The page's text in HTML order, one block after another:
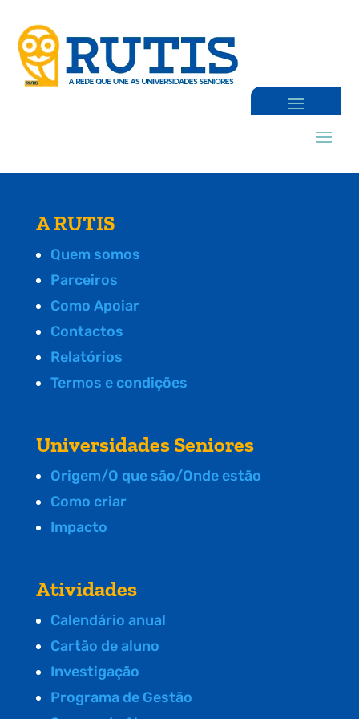
A RUTIS
Quem somos
Parceiros
Como Apoiar
Contactos
Relatórios
Termos e condições
Universidades Seniores
Origem/O que são/Onde estão
Como criar
Impacto
Atividades
Calendário anual
Cartão de aluno
Investigação
Programa de Gestão